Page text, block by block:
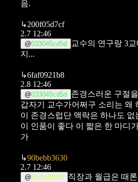
음.
↳200f05d7cf
2.7 12:46
@033045cd5d
교수의 연구랑 3
지...
↳6faf0921b8
2.8 12:46
@033045cd5d
존경스러운 구절
갑자기 교수가어쩌구 소리는 왜
이 존경스럽단 맥락은 하나도 없
이 인품이 좋다 이 짧은 한 마디
가
↳90bebb3630
2.7 12:46
@f1e6af8e83 직장과 월급은 때